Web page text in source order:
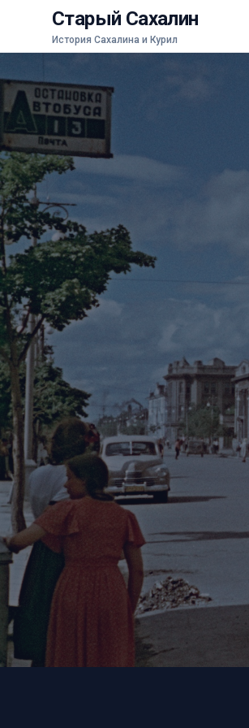
Старый Сахалин
История Сахалина и Курил